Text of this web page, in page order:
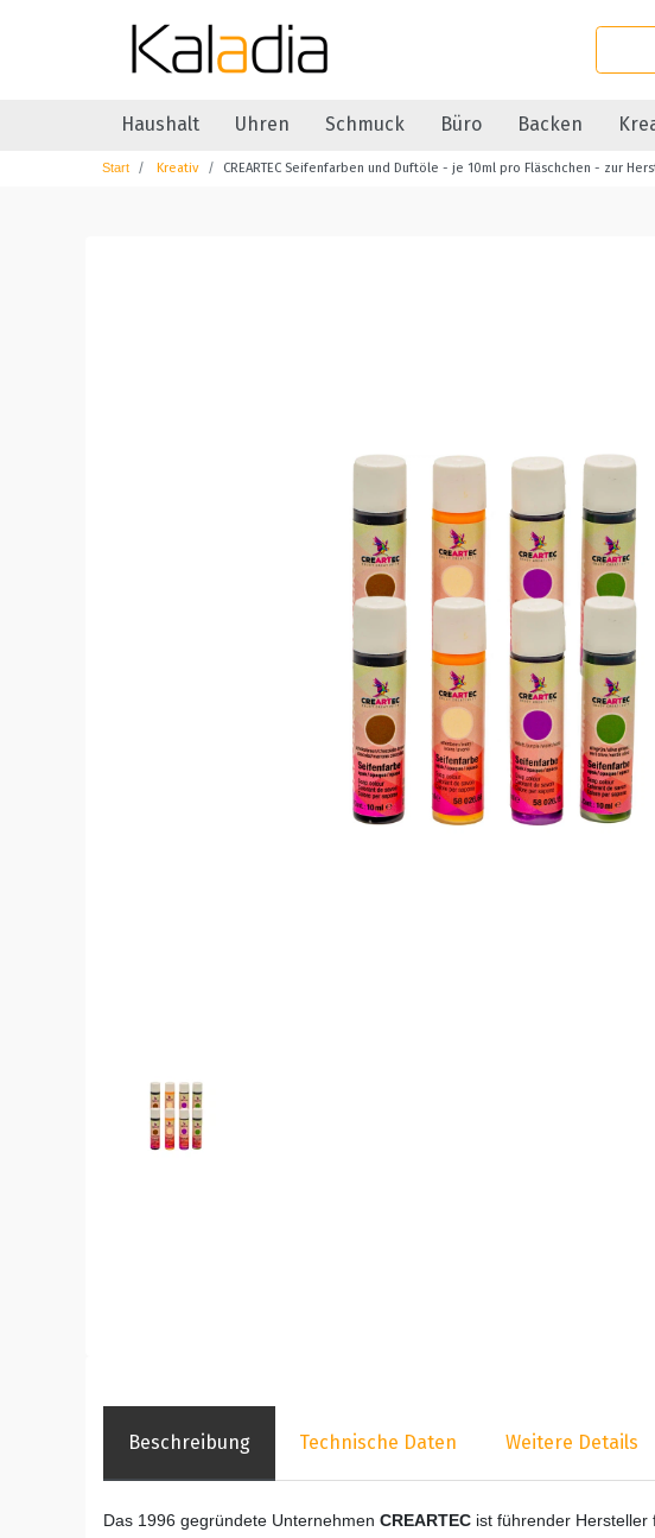
Haushalt Uhren Schmuck Büro Backen
Kreativ CREARTEC Seifenfarben und Duftöle - je 10ml pro Fläschchen - zur
Beschreibung Technische Daten Weitere Details
Das 1996 gegründete Unternehmen CREARTEC ist führender